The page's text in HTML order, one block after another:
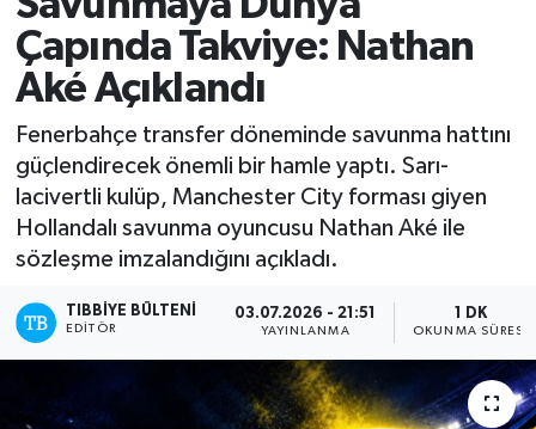
Çapında Takviye: Nathan
Aké Açıklandı
Fenerbahçe transfer döneminde savunma hattını
güçlendirecek önemli bir hamle yaptı. Sarı-
lacivertli kulüp, Manchester City forması giyen
Hollandalı savunma oyuncusu Nathan Aké ile
sözleşme imzalandığını açıkladı.
TIBBIYE BÜLTENI
EDITÖR
03.07.2026 - 21:51
YAYINLANMA
1 DK
OKUNMA SÜRESI